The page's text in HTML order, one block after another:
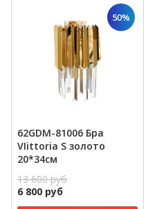
50%
62GDM-81006 Бра
VIittoria S золото
20*34см
13 600 руб
6 800 руб